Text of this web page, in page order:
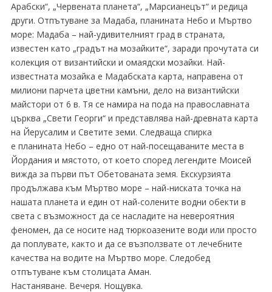
Арабски“, „Червената планета“, „Марсианецът“ и редица
други. Отпътуване за Мадаба, планината Небо и Мъртво
море: Мадаба – най-удивителният град в страната,
известен като „градът на мозайките“, заради прочутата си
колекция от византийски и омаядски мозайки. Най-
известната мозайка е Мадабската карта, направена от
милиони парчета цветни камъни, дело на византийски
майстори от 6 в. Тя се намира на пода на православната
църква „Свети Георги“ и представлява най-древната карта
на Йерусалим и Светите земи. Следваща спирка
е планината Небо – едно от най-посещаваните места в
Йордания и мястото, от което според легендите Моисей
вижда за първи път Обетованата земя. Екскурзията
продължава към Мъртво море – най-ниската точка на
нашата планета и един от най-солените водни обекти в
света с възможност да се насладите на невероятния
феномен, да се носите над тюркоазените води или просто
да поплувате, както и да се възползвате от лечебните
качества на водите на Мъртво море. Следобед
отпътуване към столицата Аман.
Настаняване. Вечеря. Нощувка.